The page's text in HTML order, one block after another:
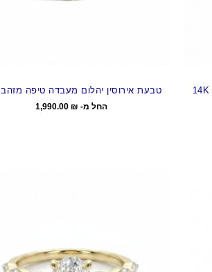
טבעת אירוסין יהלום מעבדה טיפה מזהב 14K
החל מ- 1,990.00 ₪